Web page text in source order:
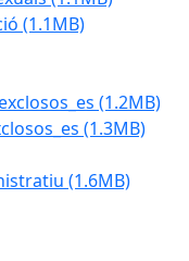
(1.1MB)
(1.2MB)
(1.3MB)
(1.6MB)